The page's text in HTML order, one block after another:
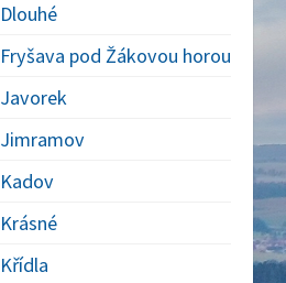
Dlouhé
Fryšava pod Žákovou horou
Javorek
Jimramov
Kadov
Krásné
Křídla